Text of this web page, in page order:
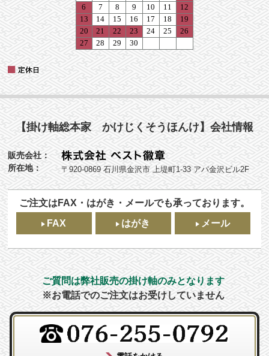
【掛け軸総本家 かけじくそうほんけ】会社情報
販売会社：
所在地：
〒920-0869 石川県金沢市 上堤町1-33 アパ金沢ビル2F
ご注文はFAX・はがき・メールでも承っております。
FAX
はがき メール
ご質問は弊社販売の掛け軸のみとなります
※お電話でのご注文はお受けしていません